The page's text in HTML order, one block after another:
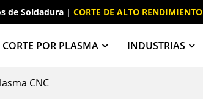
de Soldadura | CORTE DE ALTO RENDIMIENTO
CORTE POR PLASMA INDUSTRIAS
CNC